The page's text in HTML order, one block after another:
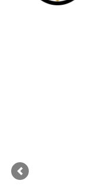
Previous